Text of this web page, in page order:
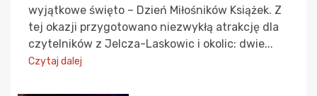
wyjątkowe święto – Dzień Miłośników Książek. Z
tej okazji przygotowano niezwykłą atrakcję dla
czytelników z Jelcza-Laskowic i okolic: dwie...
Czytaj dalej